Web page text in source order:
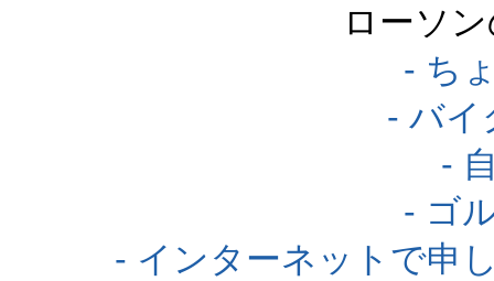
ローソ
- ち
- バイ
-
- ゴ
- インターネットで申